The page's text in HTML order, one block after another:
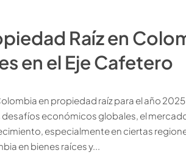
Raíz en
en el Eje Cafetero
en propiedad raíz para el año
desafíos económicos globales, el
especialmente en ciertas
en bienes raíces y...